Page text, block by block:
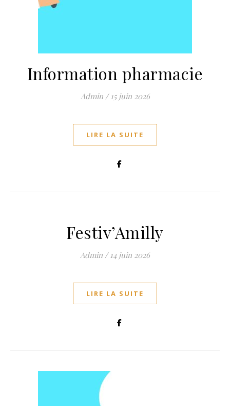
Information pharmacie
Admin / 15 juin 2026
LIRE LA SUITE
Festiv’Amilly
Admin / 14 juin 2026
LIRE LA SUITE